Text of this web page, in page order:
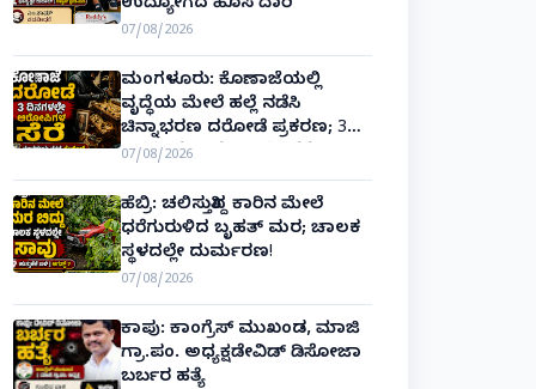
ಉದ್ಯೋಗದ ಹೊಸ ದಾರಿ
07/08/2026
ಮಂಗಳೂರು: ಕೊಣಾಜೆಯಲ್ಲಿ
ವೃದ್ಧೆಯ ಮೇಲೆ ಹಲ್ಲೆ ನಡೆಸಿ
ಚಿನ್ನಾಭರಣ ದರೋಡೆ ಪ್ರಕರಣ; 3
ದಿನಗಳಲ್ಲೇ ಆರೋಪಿಗಳ ಸೆರೆ!
07/08/2026
ಹೆಬ್ರಿ: ಚಲಿಸುತ್ತಿದ್ದ ಕಾರಿನ ಮೇಲೆ
ಧರೆಗುರುಳಿದ ಬೃಹತ್ ಮರ; ಚಾಲಕ
ಸ್ಥಳದಲ್ಲೇ ದುರ್ಮರಣ!
07/08/2026
ಕಾಪು: ಕಾಂಗ್ರೆಸ್ ಮುಖಂಡ, ಮಾಜಿ
ಗ್ರಾ.ಪಂ. ಅಧ್ಯಕ್ಷಡೇವಿಡ್ ಡಿಸೋಜಾ
ಬರ್ಬರ ಹತ್ಯೆ